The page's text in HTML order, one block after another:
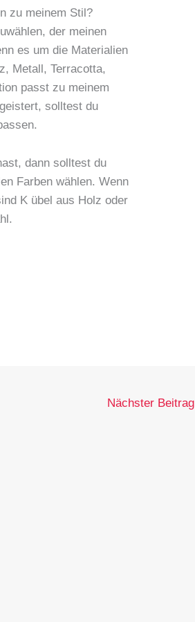
zu meinem Stil?
der meinen
es um die Materialien
Metall, Terracotta,
passt zu meinem
solltest du
dann solltest du
Farben wählen. Wenn
K übel aus Holz oder
Nächster Beitrag